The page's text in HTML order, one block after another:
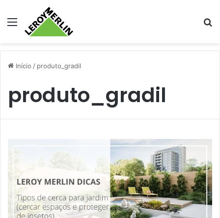
Menu
Início / produto_gradil
produto_gradil